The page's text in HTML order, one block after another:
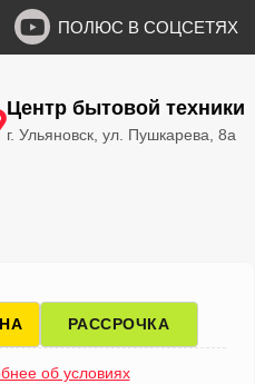
ПОЛЮС В СОЦСЕТЯХ
Центр бытовой техники
г. Ульяновск, ул. Пушкарева, 8а
РАССРОЧКА
об условиях